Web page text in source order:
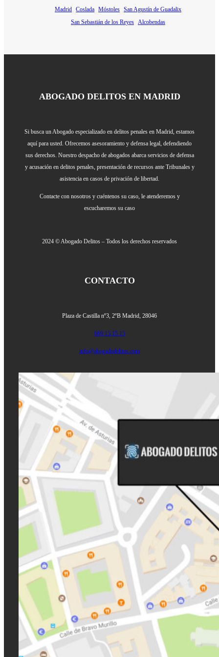
Madrid Coslada Móstoles San Agustín de Guadalix
San Sebastián de los Reyes Alcobendas
ABOGADO DELITOS EN MADRID
Si busca un Abogado especializado en delitos penales en Madrid, estamos
aquí para usted. Ofrecemos asesoramiento y defensa legal, defendiendo
sus derechos. Nuestro despacho de abogados abarca servicios de defensa
y acusación en delitos penales, presentación de recursos ante Tribunales y
asistencia en casos de privación de libertad.
Contacte con nosotros y cuéntenos su caso, le atenderemos y
escucharemos su caso
2024 © Abogado Delitos – Todos los derechos reservados
CONTACTO
Plaza de Castilla nº3, 2ºB Madrid, 28046
669 15 15 15
info@abogadodelitos.com